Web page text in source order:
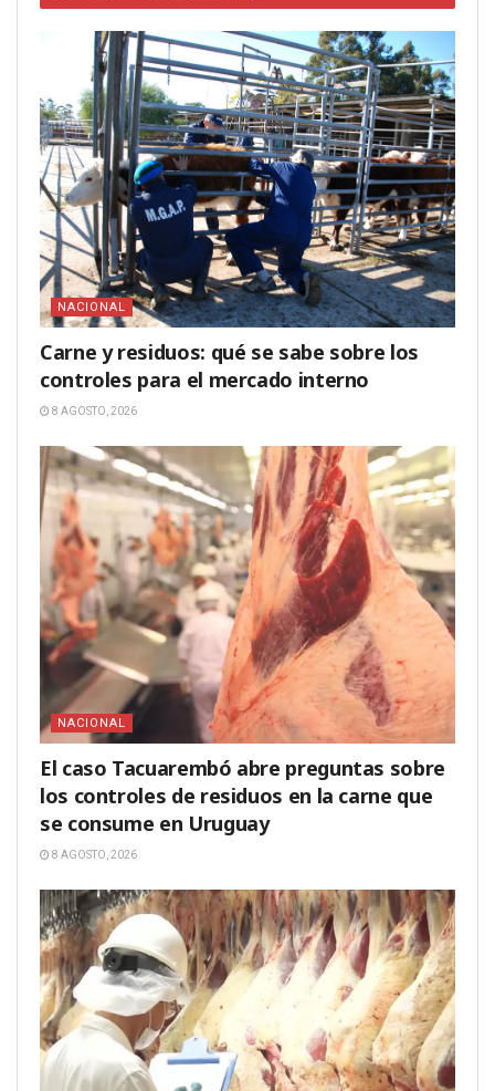
NACIONAL
Carne y residuos: qué se sabe sobre los
controles para el mercado interno
8 AGOSTO, 2026
NACIONAL
El caso Tacuarembó abre preguntas sobre
los controles de residuos en la carne que
se consume en Uruguay
8 AGOSTO, 2026